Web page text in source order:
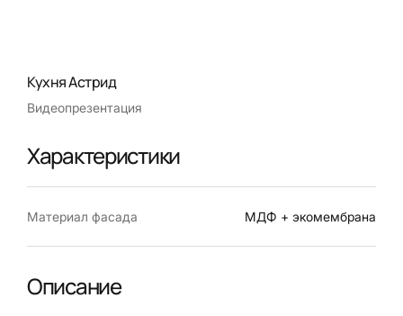
Кухня Астрид
Видеопрезентация
Характеристики
Материал фасада МДФ + экомембрана
Описание